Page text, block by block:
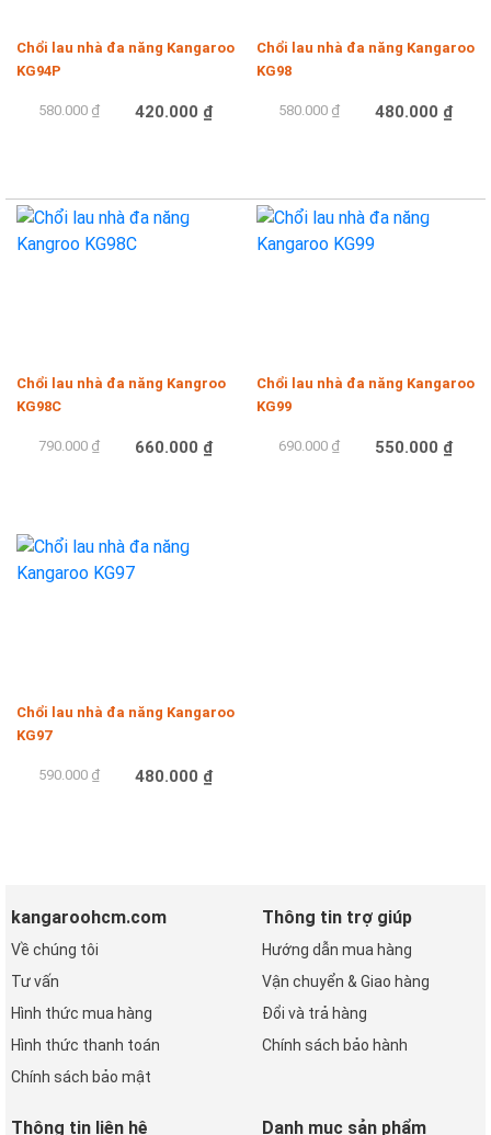
Chổi lau nhà đa năng Kangaroo
KG94P
580.000 ₫ 420.000 ₫
Chổi lau nhà đa năng Kangaroo
KG98
580.000 ₫ 480.000 ₫
-16%
Chổi lau nhà đa năng Kangroo
KG98C
790.000 ₫ 660.000 ₫
-20%
Chổi lau nhà đa năng Kangaroo
KG99
690.000 ₫ 550.000 ₫
-19%
Chổi lau nhà đa năng Kangaroo
KG97
590.000 ₫ 480.000 ₫
kangaroohcm.com
Về chúng tôi
Tư vấn
Hình thức mua hàng
Hình thức thanh toán
Chính sách bảo mật
Thông tin trợ giúp
Hướng dẫn mua hàng
Vận chuyển & Giao hàng
Đổi và trả hàng
Chính sách bảo hành
Thông tin liên hệ Danh mục sản phẩm